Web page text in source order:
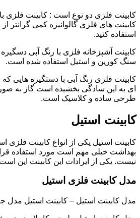
کابینت فلزی دو نوع است : کابینت فلزی
کابینت های فلزی گالوانیزه کمی گرانتر
استفاده کنید.
کابینت آشپزخانه فلزی با رنگ آبی
سنگ کورین و استیل استفاده شده است.
کابینت فلزی رنگ آبی با دستگیره هایی
ای به این سادگی بخشیده است گاز به
طرحی ساده و کلاسیک است.
کابینت استیل
کابینت استیل یکی از انواع کابینت
بهداشت خیلی مهم است مورد استفاده
نیست. یکی از ایرادات این کابینت این
مدل کابینت فلزی استیل
مدل کابینت استیل – کابینت استیل مدل